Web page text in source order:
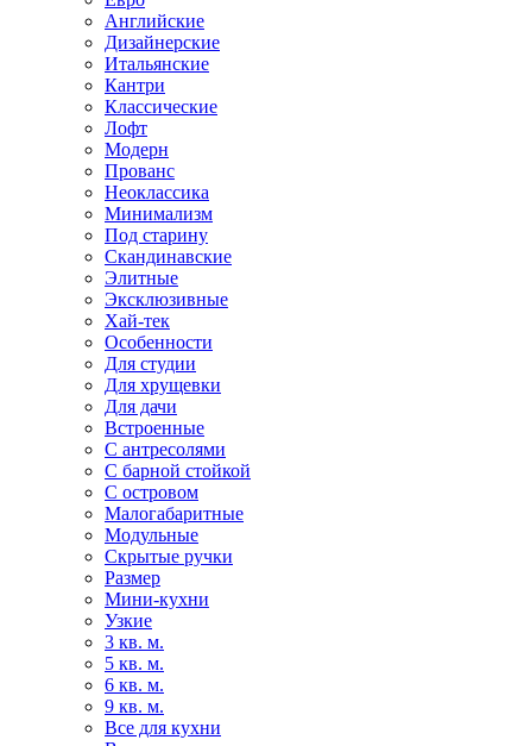
Английские
Дизайнерские
Итальянские
Кантри
Классические
Лофт
Модерн
Прованс
Неоклассика
Минимализм
Под старину
Скандинавские
Элитные
Эксклюзивные
Хай-тек
Особенности
Для студии
Для хрущевки
Для дачи
Встроенные
С антресолями
С барной стойкой
С островом
Малогабаритные
Модульные
Скрытые ручки
Размер
Мини-кухни
Узкие
3 кв. м.
5 кв. м.
6 кв. м.
9 кв. м.
Все для кухни